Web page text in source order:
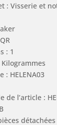
: Visserie et
: 1
: HELENA03
de l’article :
détachées